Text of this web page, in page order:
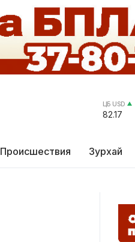
ЦБ USD
82.17
Происшествия Зурхай